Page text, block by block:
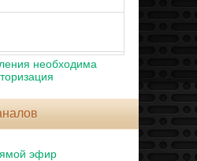
необходима
эфир